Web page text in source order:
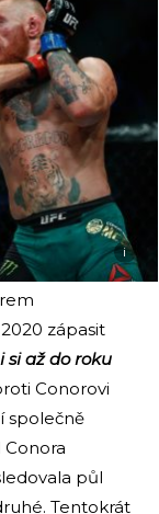
i
zápasit
si až do roku
Conorovi
společně
půl
Tentokrát